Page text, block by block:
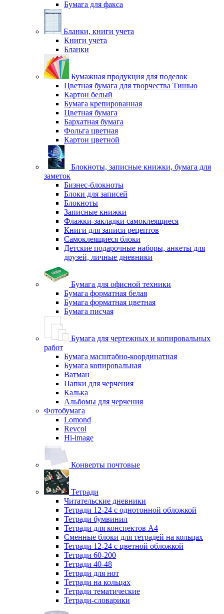
Бумага для факса
Бланки, книги учета
Книги учета
Бланки
Бумажная продукция для поделок
Цветная бумага для творчества Тишью
Картон белый
Бумага крепированная
Цветная бумага
Бархатная бумага
Фольга цветная
Картон цветной
Блокноты, записные книжки, бумага для
заметок
Бизнес-блокноты
Блоки для записей
Блокноты
Записные книжки
Флажки-закладки самоклеящиеся
Книги для записи рецептов
Самоклеящиеся блоки
Детские подарочные наборы, анкеты для
друзей, личные дневники
Бумага для офисной техники
Бумага форматная белая
Бумага форматная цветная
Бумага писчая
Бумага для чертежных и копировальных
работ
Бумага масштабно-координатная
Бумага копировальная
Ватман
Папки для черчения
Калька
Альбомы для черчения
Фотобумага
Lomond
Revcol
Hi-image
Конверты почтовые
Тетради
Читательские дневники
Тетради 12-24 с однотонной обложкой
Тетради бумвинил
Тетради для конспектов А4
Сменные блоки для тетрадей на кольцах
Тетради 12-24 с цветной обложкой
Тетради 60-200
Тетради 40-48
Тетради для нот
Тетради на кольцах
Тетради тематические
Тетради-словарики